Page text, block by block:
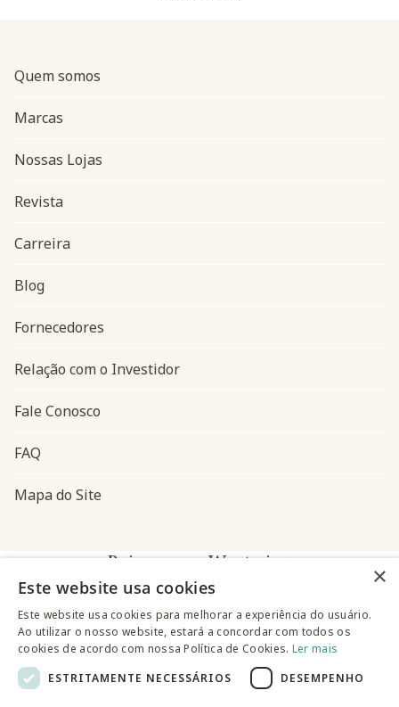
Navegação do rodapé
Quem somos
Marcas
Nossas Lojas
Revista
Carreira
Blog
Fornecedores
Relação com o Investidor
Fale Conosco
FAQ
Mapa do Site
Baixe o app Westwing
×
Este website usa cookies
Este website usa cookies para melhorar a experiência do usuário.
Ao utilizar o nosso website, estará a concordar com todos os
cookies de acordo com nossa Política de Cookies. Ler mais
ESTRITAMENTE NECESSÁRIOS
DESEMPENHO